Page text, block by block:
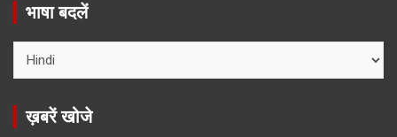
भाषा बदलें
ख़बरें खोजे